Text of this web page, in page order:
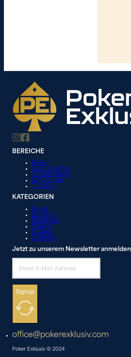
BEREICHE
Poker
Casino News
Online News
City Guide
Turniere
KATEGORIEN
News
Lifestyle
Strategie
Videos
Galerie
Liveblog
Jetzt zu unserem Newsletter anmelden
Signup
office@pokerexklusiv.com
Poker Exklusiv © 2024